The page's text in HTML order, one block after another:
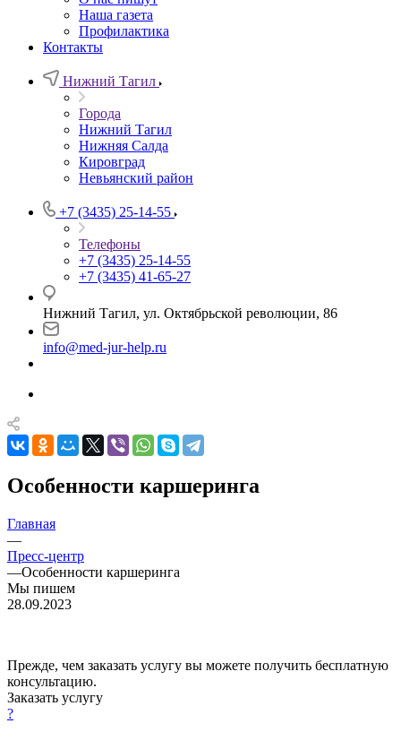
Наша газета
Профилактика
Контакты
Нижний Тагил
Города
Нижний Тагил
Нижняя Салда
Кировград
Невьянский район
+7 (3435) 25-14-55
Телефоны
+7 (3435) 25-14-55
+7 (3435) 41-65-27
Нижний Тагил, ул. Октябрьской революции, 86
info@med-jur-help.ru
Особенности каршеринга
Главная
—
Пресс-центр
—Особенности каршеринга
Мы пишем
28.09.2023
Прежде, чем заказать услугу вы можете получить бесплатную
консультацию.
Заказать услугу
?